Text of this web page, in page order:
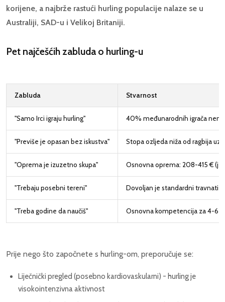
korijene, a najbrže rastući hurling populacije nalaze se u
Australiji, SAD-u i Velikoj Britaniji.
Pet najčešćih zabluda o hurling-u
Zabluda Stvarnost
"Samo Irci igraju hurling" 40% međunarodnih igrača
"Previše je opasan bez iskustva" Stopa ozljeda niža od ragbija uz
"Oprema je izuzetno skupa" Osnovna oprema: 208-415 €
"Trebaju posebni tereni" Dovoljan je standardni travnati
"Treba godine da naučiš" Osnovna kompetencija za 4-6
Prije nego što započnete s hurling-om, preporučuje se:
Liječnički pregled (posebno kardiovaskularni) - hurling je
visokointenzivna aktivnost